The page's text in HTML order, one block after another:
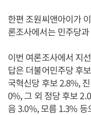
한편 조원씨앤아이가
론조사에서는 민주당
이번 여론조사에서 지
답은 더불어민주당 후
국혁신당 후보 2.8%,
0%, 그 외 정당 후보
음 3.0%, 모름 1.3% 등